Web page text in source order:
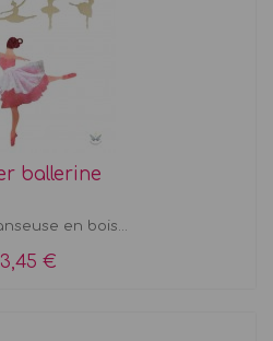
ballerine
en bois...
3,45 €